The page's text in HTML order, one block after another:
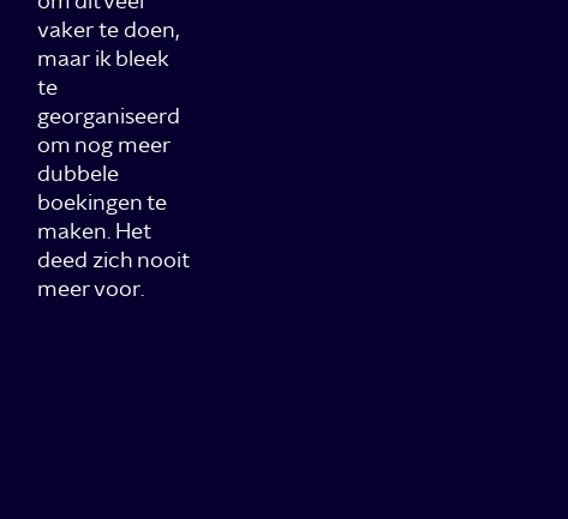
vaker te doen,
maar ik bleek
te
georganiseerd
om nog meer
dubbele
boekingen te
maken. Het
deed zich nooit
meer voor.